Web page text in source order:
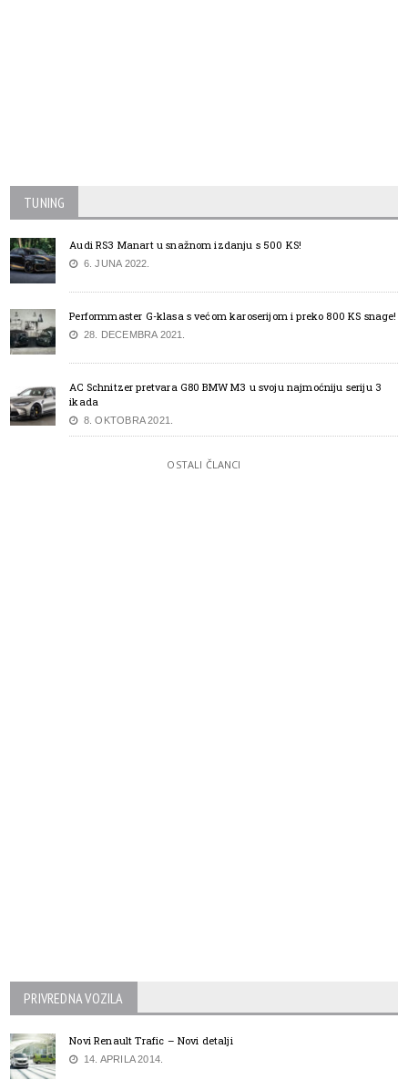
TUNING
Audi RS3 Manart u snažnom izdanju s 500 KS!
6. JUNA 2022.
Performmaster G-klasa s većom karoserijom i preko 800 KS snage!
28. DECEMBRA 2021.
AC Schnitzer pretvara G80 BMW M3 u svoju najmoćniju seriju 3
ikada
8. OKTOBRA 2021.
OSTALI ČLANCI
PRIVREDNA VOZILA
Novi Renault Trafic – Novi detalji
14. APRILA 2014.